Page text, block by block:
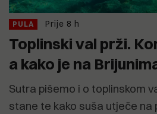
PULA Prije 8 h
Toplinski val prži.
a kako je na
Sutra pišemo i o toplinskom
stane te kako suša utječe na